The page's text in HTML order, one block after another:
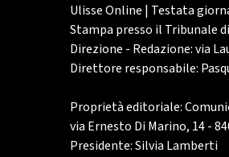
Ulisse Online | Testata
Stampa presso il Tribunale
Direzione - Redazione: via
Direttore responsabile:
Proprietà editoriale:
via Ernesto Di Marino, 14 -
Presidente: Silvia Lamberti